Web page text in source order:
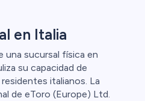
en Italia
una sucursal física en
su capacidad de
italianos. La
de eToro (Europe) Ltd.